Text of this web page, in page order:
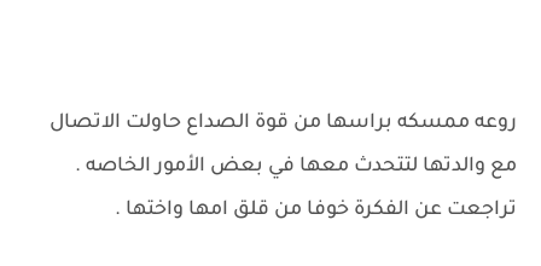
روعه ممسكه براسها من قوة الصداع حاولت الاتصال
مع والدتها لتتحدث معها في بعض الأمور الخاصه .
تراجعت عن الفكرة خوفا من قلق امها واختها .